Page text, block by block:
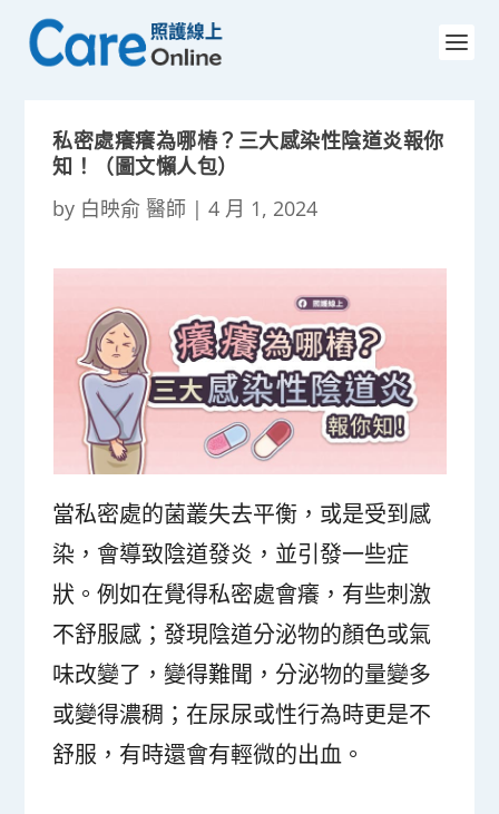
私密處癢癢為哪樁？三大感染性陰道炎報你
知！（圖文懶人包）
by 白映俞 醫師 |4 月 1, 2024
當私密處的菌叢失去平衡，或是受到感
染，會導致陰道發炎，並引發一些症
狀。例如在覺得私密處會癢，有些刺激
不舒服感；發現陰道分泌物的顏色或氣
味改變了，變得難聞，分泌物的量變多
或變得濃稠；在尿尿或性行為時更是不
舒服，有時還會有輕微的出血。